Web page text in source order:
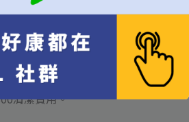
於訂席三日前預訂，
們也會提早告知您，懇請您理解與
，如需自行攜帶蛋糕也麻煩您告知
清潔費用。